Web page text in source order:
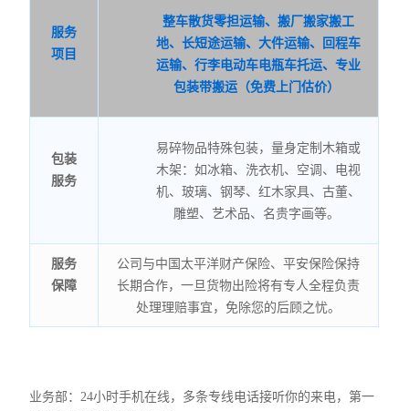
服务
项目
整车散货零担运输、搬厂搬家搬工
地、长短途运输、大件运输、回程车
运输、行李电动车电瓶车托运、专业
包装带搬运（免费上门估价）
包装
服务
易碎物品特殊包装，量身定制木箱或
木架：如冰箱、洗衣机、空调、电视
机、玻璃、钢琴、红木家具、古董、
雕塑、艺术品、名贵字画等。
服务
保障
公司与中国太平洋财产保险、平安保险保持
长期合作，一旦货物出险将有专人全程负责
处理理赔事宜，免除您的后顾之忧。
业务部：24小时手机在线，多条专线电话接听你的来电，第一